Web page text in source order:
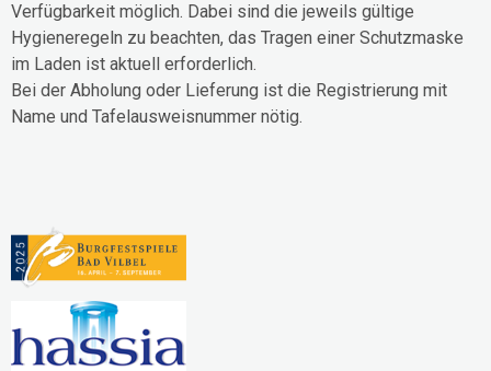
Verfügbarkeit möglich. Dabei sind die jeweils gültige
Hygieneregeln zu beachten, das Tragen einer Schutzmaske
im Laden ist aktuell erforderlich.
Bei der Abholung oder Lieferung ist die Registrierung mit
Name und Tafelausweisnummer nötig.